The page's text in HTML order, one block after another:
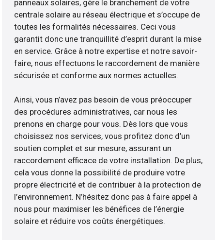
panneaux solaires, gère le branchement de votre
centrale solaire au réseau électrique et s’occupe de
toutes les formalités nécessaires. Ceci vous
garantit donc une tranquillité d’esprit durant la mise
en service. Grâce à notre expertise et notre savoir-
faire, nous effectuons le raccordement de manière
sécurisée et conforme aux normes actuelles.
Ainsi, vous n’avez pas besoin de vous préoccuper
des procédures administratives, car nous les
prenons en charge pour vous. Dès lors que vous
choisissez nos services, vous profitez donc d’un
soutien complet et sur mesure, assurant un
raccordement efficace de votre installation. De plus,
cela vous donne la possibilité de produire votre
propre électricité et de contribuer à la protection de
l’environnement. N’hésitez donc pas à faire appel à
nous pour maximiser les bénéfices de l’énergie
solaire et réduire vos coûts énergétiques.